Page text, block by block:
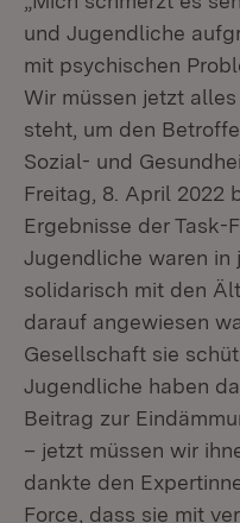
und Jugendliche
mit psychischen
Wir müssen jetzt
steht, um den
Sozial- und
Freitag, 8. April 2022
Ergebnisse der Task-
Jugendliche waren
solidarisch mit den
darauf angewiesen
Gesellschaft sie
Jugendliche haben
Beitrag zur
– jetzt müssen wir
dankte den
Force, dass sie mit